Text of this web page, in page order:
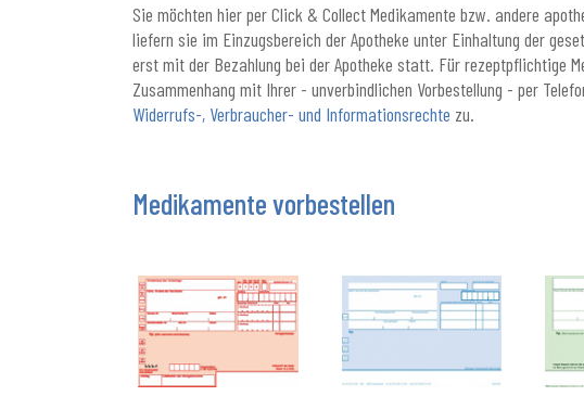
Sie möchten hier per Click & Collect Medikamente bzw. andere
liefern sie im Einzugsbereich der Apotheke unter Einhaltung der
erst mit der Bezahlung bei der Apotheke statt. Für rezeptpflichtige
Zusammenhang mit Ihrer - unverbindlichen Vorbestellung - per
Widerrufs-, Verbraucher- und Informationsrechte zu.
Medikamente vorbestellen